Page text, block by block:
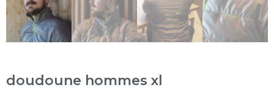
doudoune hommes xl